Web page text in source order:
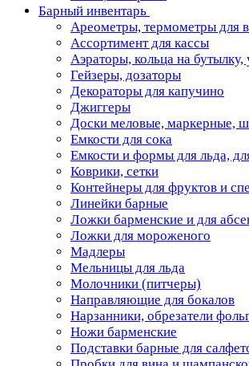
Барный инвентарь
Ареометры, термометры для
Ассортимент для кассы
Аэраторы, кольца на бутылку,
Гейзеры, дозаторы
Декораторы для капучино
Джиггеры
Доски меловые, маркерные,
Емкости для сока
Емкости и формы для льда,
Коврики, сетки
Контейнеры для фруктов и
Линейки барные
Ложки барменские и для
Ложки для мороженого
Мадлеры
Мельницы для льда
Молочники (питчеры)
Направляющие для бокалов
Нарзанники, обрезатели
Ножи барменские
Подставки барные для